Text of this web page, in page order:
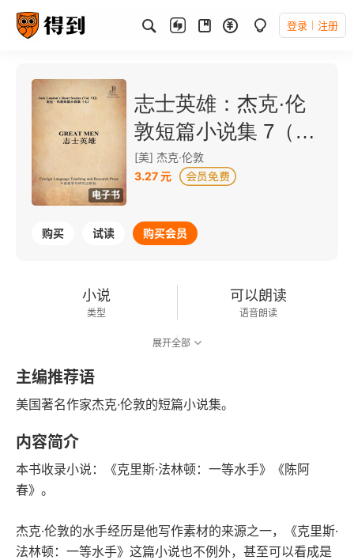
登录 注册
电子书
志士英雄：杰克·伦
敦短篇小说集 7（外
研社双语读库）
[美] 杰克·伦敦
3.27 元
购买 试读 购买会员
小说
类型
可以朗读
语音朗读
展开全部
主编推荐语
美国著名作家杰克·伦敦的短篇小说集。
内容简介
本书收录小说：《克里斯·法林顿：一等水手》《陈阿
春》。
杰克·伦敦的水手经历是他写作素材的来源之一，《克里斯·
法林顿：一等水手》这篇小说也不例外，甚至可以看成是